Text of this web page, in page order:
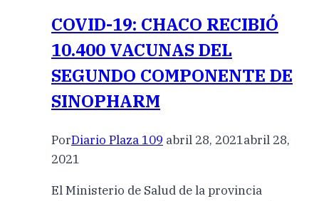
COVID-19: CHACO RECIBIÓ
10.400 VACUNAS DEL
SEGUNDO COMPONENTE DE
SINOPHARM
PorDiario Plaza 109 abril 28, 2021abril 28,
2021
El Ministerio de Salud de la provincia